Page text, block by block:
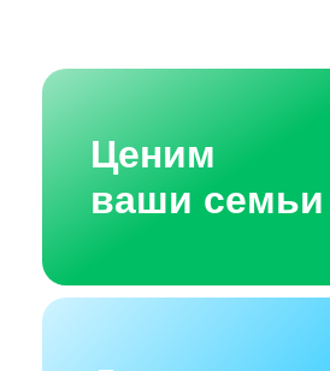
Ценим
ваши семьи